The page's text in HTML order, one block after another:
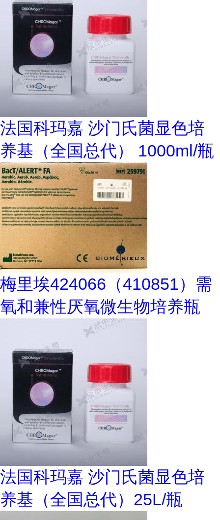
法国科玛嘉 沙门氏菌显色培
养基（全国总代） 1000ml/瓶
梅里埃424066（410851）需
氧和兼性厌氧微生物培养瓶
法国科玛嘉 沙门氏菌显色培
养基（全国总代）25L/瓶